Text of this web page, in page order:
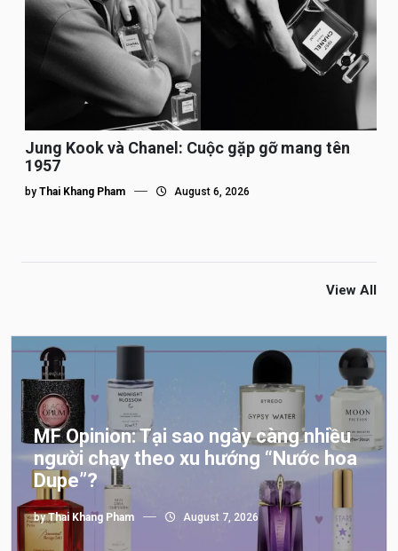
Jung Kook và Chanel: Cuộc gặp gỡ mang tên
1957
by Thai Khang Pham August 6, 2026
View All
MF Opinion: Tại sao ngày càng nhiều
người chạy theo xu hướng “Nước hoa
Dupe”?
byThai Khang Pham August 7, 2026